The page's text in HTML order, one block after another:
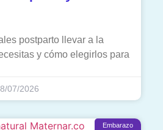
postparto llevar a la
y cómo elegirlos para
07/2026
Embarazo